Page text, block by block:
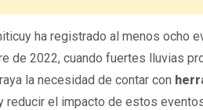
ha registrado al menos ocho
de 2022, cuando fuertes lluvias
la necesidad de contar con
reducir el impacto de estos